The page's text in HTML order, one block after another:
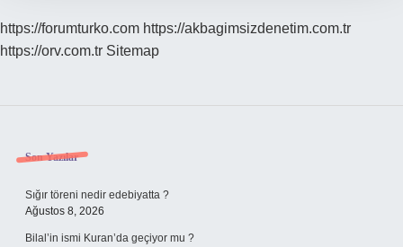
https://forumturko.com https://akbagimsizdenetim.com.tr
https://orv.com.tr Sitemap
Sidebar
Son Yazılar
Sığır töreni nedir edebiyatta ?
Ağustos 8, 2026
Bilal’in ismi Kuran’da geçiyor mu ?